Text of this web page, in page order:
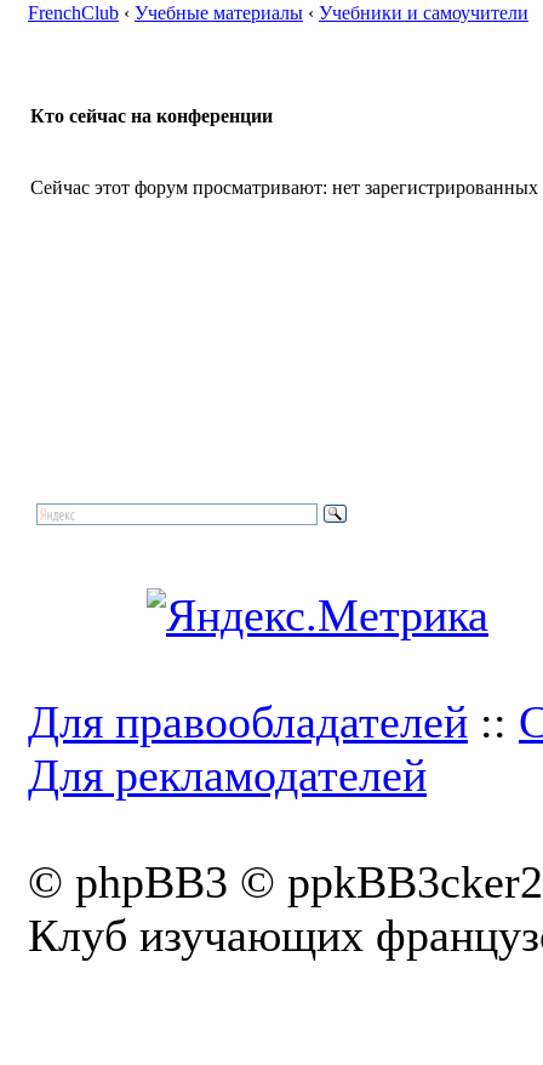
FrenchClub ‹ Учебные материалы ‹ Учебники и самоучители
Кто сейчас на конференции
Сейчас этот форум просматривают: нет зарегистрированных
Для правообладателей ::
Для рекламодателей
© phpBB3 ©
Клуб изучающих